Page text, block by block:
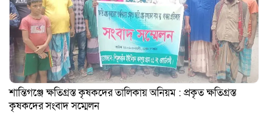
শান্তিগঞ্জে ক্ষতিগ্রস্ত কৃষকদের তালিকায় অনিয়ম : প্রকৃত ক্ষতিগ্রস্ত
কৃষকদের সংবাদ সম্মেলন